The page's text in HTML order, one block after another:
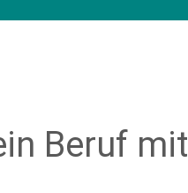
Beruf mit